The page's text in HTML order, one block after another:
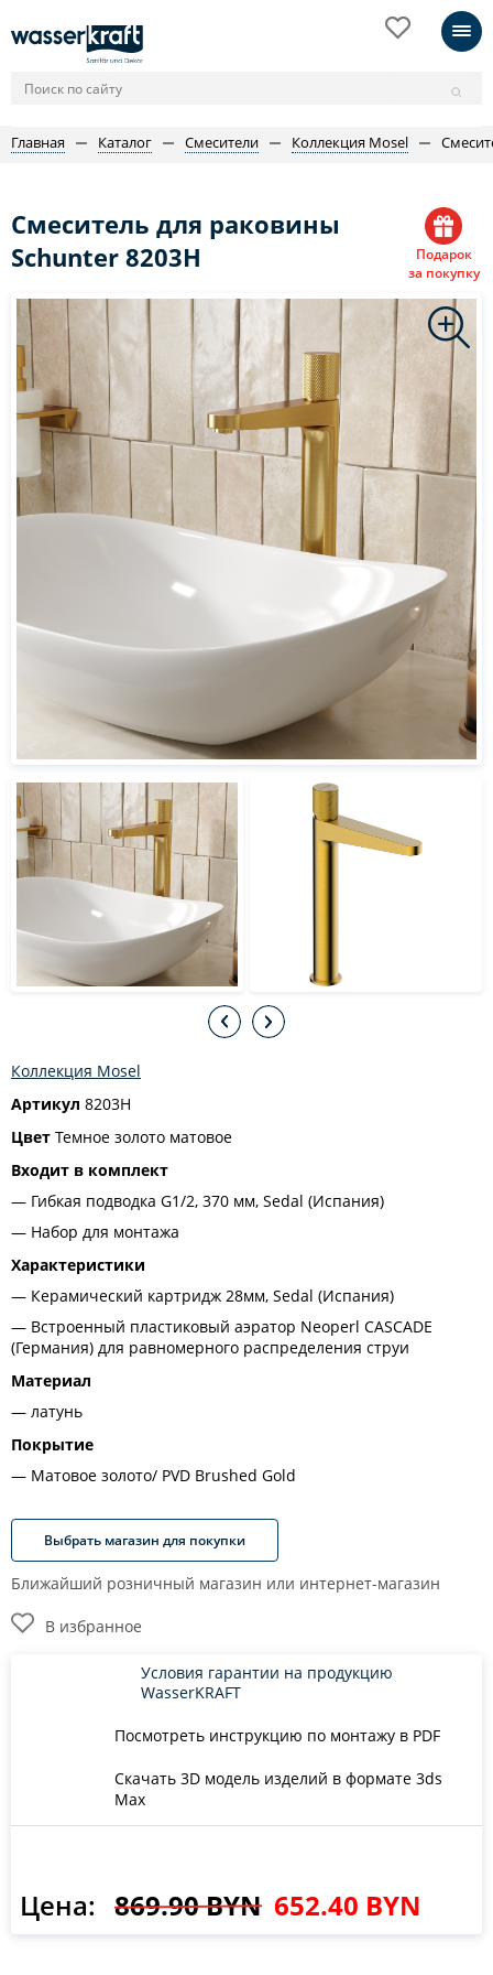
Главная Каталог Смесители Коллекция Mosel
Смеситель для раковины
Schunter 8203H
Подарок
за покупку
Коллекция Mosel
Артикул 8203H
Цвет Темное золото матовое
Входит в комплект
Гибкая подводка G1/2, 370 мм, Sedal (Испания)
Набор для монтажа
Характеристики
Керамический картридж 28мм, Sedal (Испания)
Встроенный пластиковый аэратор Neoperl CASCADE
(Германия) для равномерного распределения струи
Материал
латунь
Покрытие
Матовое золото/ PVD Brushed Gold
Выбрать магазин для покупки
Ближайший розничный магазин или интернет-магазин
В избранное
Посмотреть инструкцию по монтажу в PDF
Скачать 3D модель изделий в формате 3ds
Max
Условия гарантии на продукцию
WasserKRAFT
Цена: 869.90 BYN 652.40 BYN